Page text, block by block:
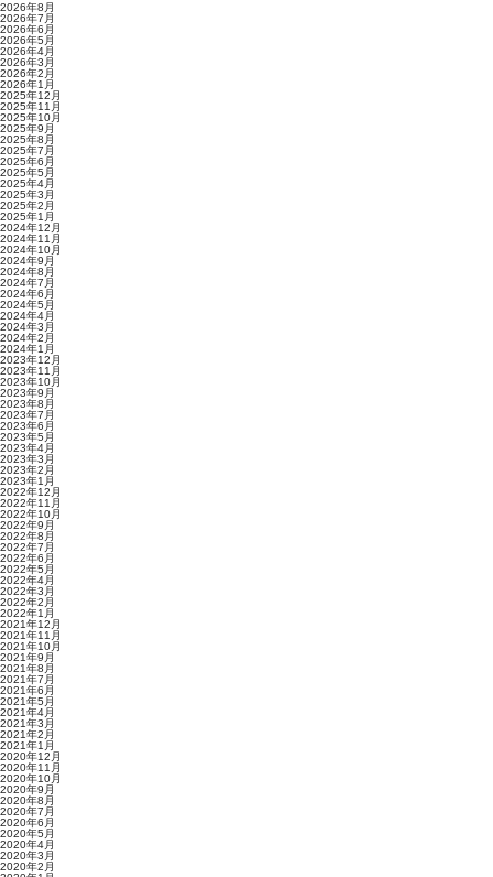
2026年8月
2026年7月
2026年6月
2026年5月
2026年4月
2026年3月
2026年2月
2026年1月
2025年12月
2025年11月
2025年10月
2025年9月
2025年8月
2025年7月
2025年6月
2025年5月
2025年4月
2025年3月
2025年2月
2025年1月
2024年12月
2024年11月
2024年10月
2024年9月
2024年8月
2024年7月
2024年6月
2024年5月
2024年4月
2024年3月
2024年2月
2024年1月
2023年12月
2023年11月
2023年10月
2023年9月
2023年8月
2023年7月
2023年6月
2023年5月
2023年4月
2023年3月
2023年2月
2023年1月
2022年12月
2022年11月
2022年10月
2022年9月
2022年8月
2022年7月
2022年6月
2022年5月
2022年4月
2022年3月
2022年2月
2022年1月
2021年12月
2021年11月
2021年10月
2021年9月
2021年8月
2021年7月
2021年6月
2021年5月
2021年4月
2021年3月
2021年2月
2021年1月
2020年12月
2020年11月
2020年10月
2020年9月
2020年8月
2020年7月
2020年6月
2020年5月
2020年4月
2020年3月
2020年2月